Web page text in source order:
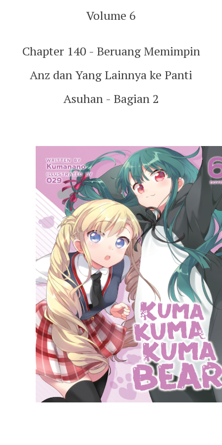
Volume 6
Chapter 140 - Beruang Memimpin
Anz dan Yang Lainnya ke Panti
Asuhan - Bagian 2